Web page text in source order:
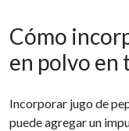
Cómo
en polvo en
Incorporar jugo de
puede agregar un